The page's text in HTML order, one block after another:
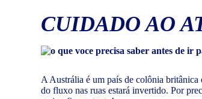
CUIDADO AO
A Austrália é um país de colônia britânica
do fluxo nas ruas estará invertido. Por